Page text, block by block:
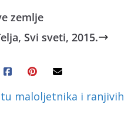
zemlje
Svi sveti, 2015.